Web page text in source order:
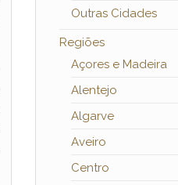
Outras Cidades
Regiões
Açores e Madeira
Alentejo
Algarve
Aveiro
Centro